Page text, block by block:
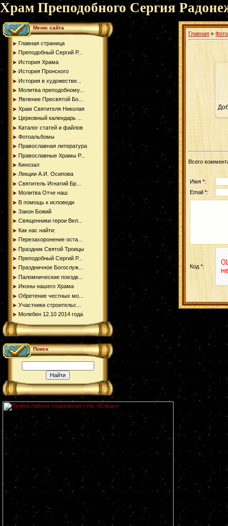
Храм Преподобного Сергия
Меню сайта
Главная страница
Преподобный Сергий Р...
История Храма
История Пронского
История в художестве...
Молитва преподобному...
Явление Пресвятой Бо...
Храм Святителя Николая
Церковный календарь ...
Каталог статей и файлов
Фотоальбомы
Православная литература
Православные Храмы Р...
Кинозал
Лекции А.И. Осипова
Святитель Игнатий Бр...
Молитва Отче наш
В помощь к исповеди
Закон Божий
Священники герои Вел...
Как нас найти:
Перезахоронение оста...
Праздник Святой Троицы
Преподобный Сергий Р...
Праздничное Богослуж...
Паломнические поездк...
Иконы нашего Храма
Обретение честных мо...
Участники строительс...
Молебен 12.10 2014 года
Поиск
Главная »
Всего
Имя *:
Email *:
Код *: